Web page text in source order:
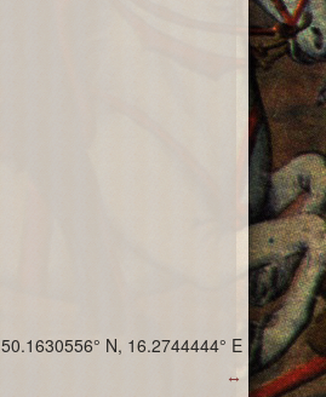
↔
50.1630556° N, 16.2744444° E